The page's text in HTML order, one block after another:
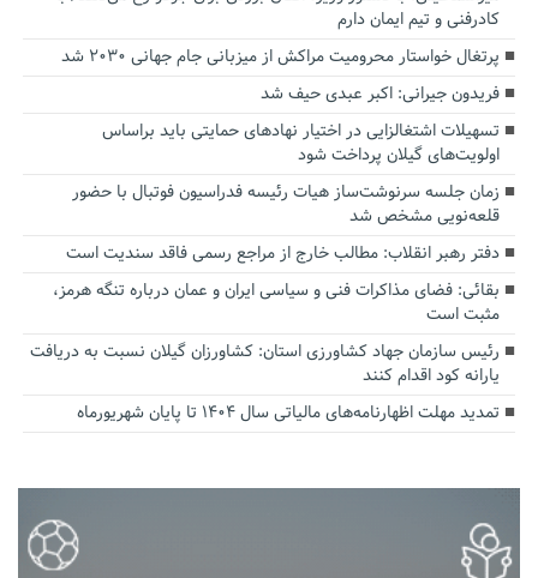
کادرفنی و تیم ایمان دارم
پرتغال خواستار محرومیت مراکش از میزبانی جام جهانی ۲۰۳۰ شد
فریدون جیرانی: اکبر عبدی حیف شد
تسهیلات اشتغالزایی در اختیار نهادهای حمایتی باید براساس
اولویت‌های گیلان پرداخت شود
زمان جلسه سرنوشت‌ساز هیات رئیسه فدراسیون فوتبال با حضور
قلعه‌نویی مشخص شد
دفتر رهبر انقلاب: مطالب خارج از مراجع رسمی فاقد سندیت است
بقائی: فضای مذاکرات فنی و سیاسی ایران و عمان درباره تنگه هرمز،
مثبت است
رئیس سازمان جهاد کشاورزی استان: کشاورزان گیلان نسبت به دریافت
یارانه کود اقدام کنند
تمدید مهلت اظهارنامه‌های مالیاتی سال ۱۴۰۴ تا پایان شهریورماه